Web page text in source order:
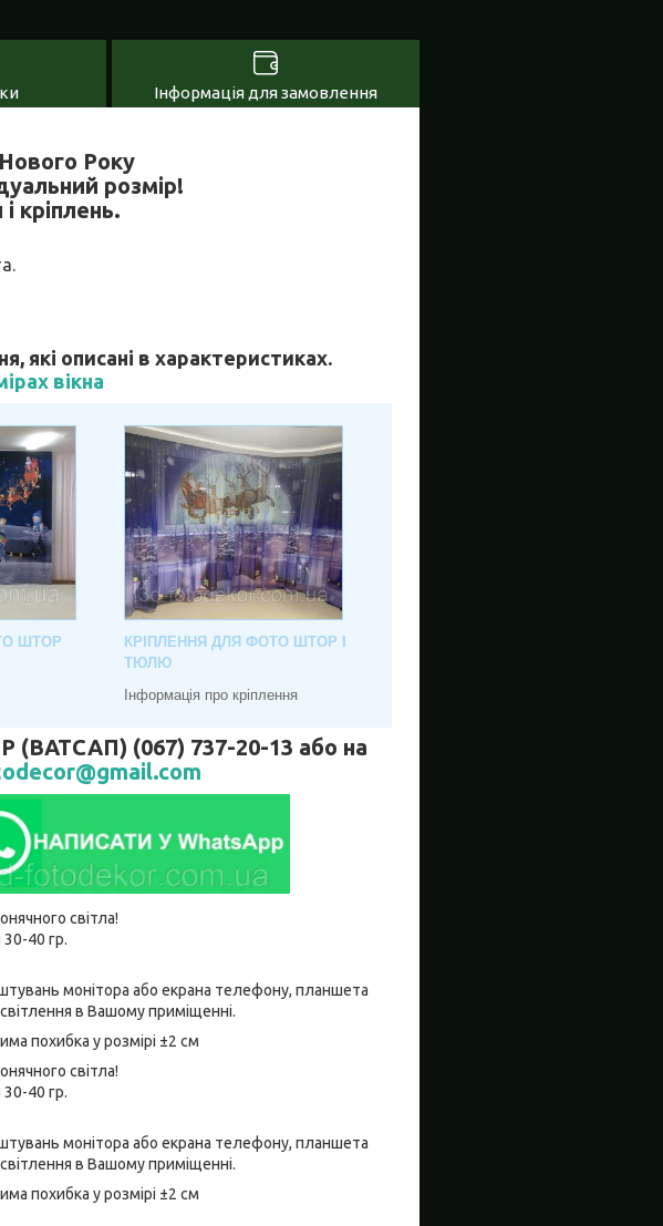
Інформація для замовлення
Року
розмір!
кріплень.
які описані в характеристиках.
вікна
ШТОР
КРІПЛЕННЯ ДЛЯ ФОТО ШТОР І
ТЮЛЮ
Інформація про кріплення
(067) 737-20-13 або на
світла!
40 гр.
монітора або екрана телефону, планшета
в Вашому приміщенні.
похибка у розмірі ±2 см
світла!
40 гр.
монітора або екрана телефону, планшета
в Вашому приміщенні.
похибка у розмірі ±2 см